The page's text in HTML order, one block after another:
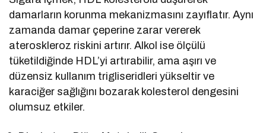
damarların korunma mekanizmasını zayıflatır. Aynı
zamanda damar çeperine zarar vererek
ateroskleroz riskini artırır. Alkol ise ölçülü
tüketildiğinde HDL’yi artırabilir, ama aşırı ve
düzensiz kullanım trigliseridleri yükseltir ve
karaciğer sağlığını bozarak kolesterol dengesini
olumsuz etkiler.